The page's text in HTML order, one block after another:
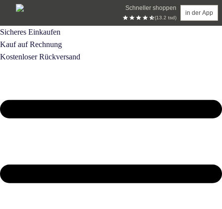
Schneller shoppen
(13.2 tsd)
in der App
Zum Hauptinhalt springen
Sicheres Einkaufen
Kauf auf Rechnung
Kostenloser Rückversand